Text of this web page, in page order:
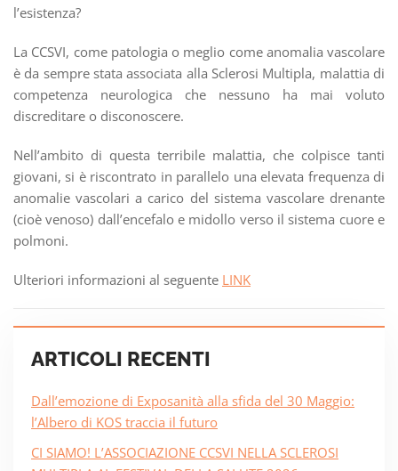
l’esistenza?
La CCSVI, come patologia o meglio come anomalia vascolare
è da sempre stata associata alla Sclerosi Multipla, malattia di
competenza neurologica che nessuno ha mai voluto
discreditare o disconoscere.
Nell’ambito di questa terribile malattia, che colpisce tanti
giovani, si è riscontrato in parallelo una elevata frequenza di
anomalie vascolari a carico del sistema vascolare drenante
(cioè venoso) dall’encefalo e midollo verso il sistema cuore e
polmoni.
Ulteriori informazioni al seguente LINK
ARTICOLI RECENTI
Dall’emozione di Exposanità alla sfida del 30 Maggio:
l’Albero di KOS traccia il futuro
CI SIAMO! L’ASSOCIAZIONE CCSVI NELLA SCLEROSI